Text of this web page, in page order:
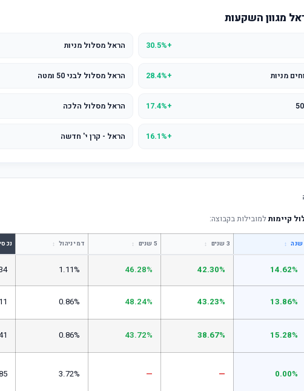
מגוון השקעות
+30.5% הראל מסלול מניות
מניות +28.4% הראל מסלול לבני 50 ומטה
+17.4% הראל מסלול הלכה
+16.1% הראל - קרן י' חדשה
קיימותלמובילות בקבוצה:
שנה ↕ 3 שנים ↕ 5 שנים ↕ דמי ניהול ↕
14.62%
42.30%
46.28%
1.11%
13.86%
43.23%
48.24%
0.86%
15.28%
38.67%
43.72%
0.86%
0.00%
—
—
3.72%